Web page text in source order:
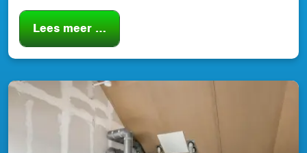
Lees meer …